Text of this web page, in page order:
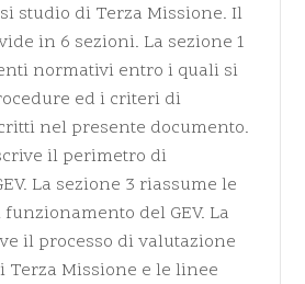
studio di Terza Missione. Il
in 6 sezioni. La sezione 1
normativi entro i quali si
ed i criteri di
nel presente documento.
il perimetro di
La sezione 3 riassume le
del GEV. La
il processo di valutazione
Terza Missione e le linee